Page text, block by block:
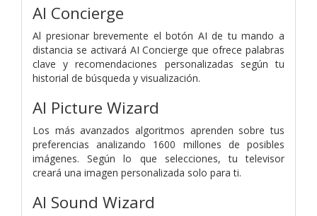
AI Concierge
Al presionar brevemente el botón AI de tu mando a
distancia se activará AI Concierge que ofrece palabras
clave y recomendaciones personalizadas según tu
historial de búsqueda y visualización.
AI Picture Wizard
Los más avanzados algoritmos aprenden sobre tus
preferencias analizando 1600 millones de posibles
imágenes. Según lo que selecciones, tu televisor
creará una imagen personalizada solo para ti.
AI Sound Wizard